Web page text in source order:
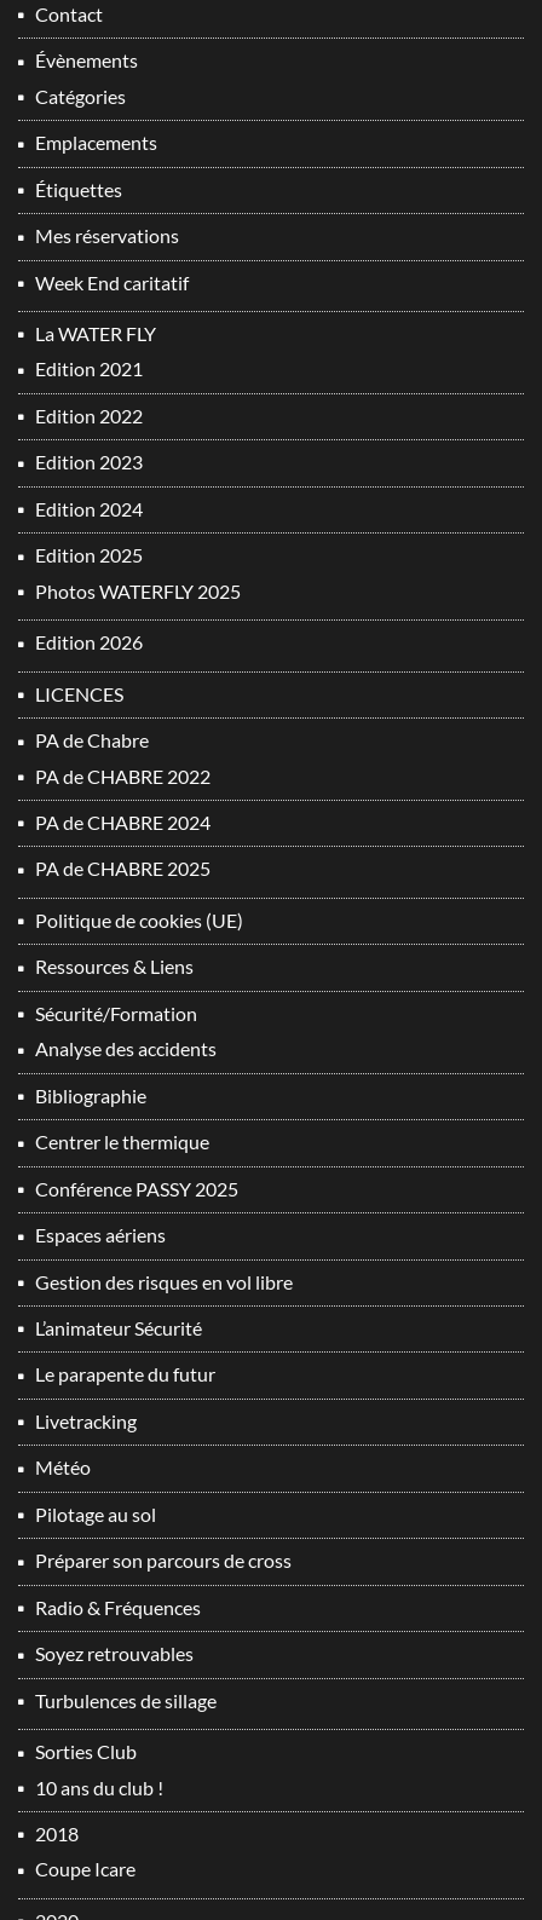
Contact
Évènements
Catégories
Emplacements
Étiquettes
Mes réservations
Week End caritatif
La WATER FLY
Edition 2021
Edition 2022
Edition 2023
Edition 2024
Edition 2025
Photos WATERFLY 2025
Edition 2026
LICENCES
PA de Chabre
PA de CHABRE 2022
PA de CHABRE 2024
PA de CHABRE 2025
Politique de cookies (UE)
Ressources & Liens
Sécurité/Formation
Analyse des accidents
Bibliographie
Centrer le thermique
Conférence PASSY 2025
Espaces aériens
Gestion des risques en vol libre
L’animateur Sécurité
Le parapente du futur
Livetracking
Météo
Pilotage au sol
Préparer son parcours de cross
Radio & Fréquences
Soyez retrouvables
Turbulences de sillage
Sorties Club
10 ans du club !
2018
Coupe Icare